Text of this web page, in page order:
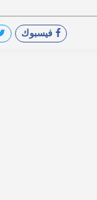
فيسبوك